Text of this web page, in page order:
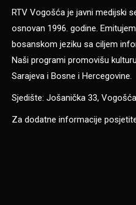
RTV Vogošća je javni medijski
osnovan 1996. godine.
bosanskom jeziku sa ciljem
Naši programi promovišu
Sarajeva i Bosne i Hercegovine.
Sjedište: Jošanička 33, Vogošća
Za dodatne informacije